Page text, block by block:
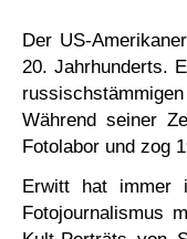
Der US-
20. Jahrhunderts.
Während seiner
Fotolabor und zog
Erwitt hat immer
Fotojournalismus